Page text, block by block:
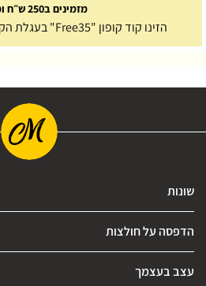
מזמינים ב250 ש״ח ומעלה?
הזינו קוד קופון "Free35" בעגלת הקניות וקבלו משלוח חינם
שונות
הדפסה על חולצות
עצב בעצמך